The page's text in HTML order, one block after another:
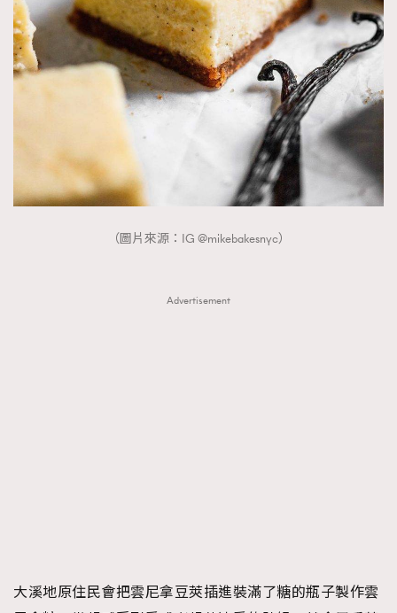
（圖片來源：IG @mikebakesnyc）
Advertisement
大溪地原住民會把雲尼拿豆莢插進裝滿了糖的瓶子製作雲